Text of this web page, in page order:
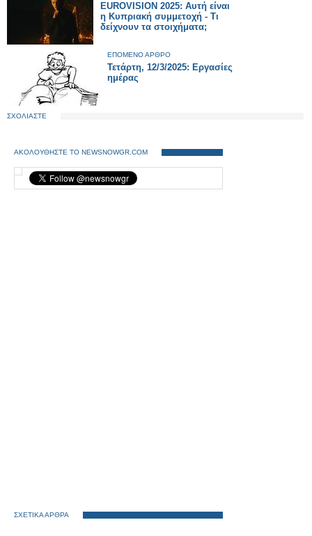
EUROVISION 2025: Αυτή είναι
η Κυπριακή συμμετοχή - Τι
δείχνουν τα στοιχήματα;
ΕΠΟΜΕΝΟ ΑΡΘΡΟ
Τετάρτη, 12/3/2025: Εργασίες
ημέρας
ΣΧΟΛΙΑΣΤΕ
ΑΚΟΛΟΥΘΗΣΤΕ ΤΟ NEWSNOWGR.COM
ΣΧΕΤΙΚΑ ΑΡΘΡΑ